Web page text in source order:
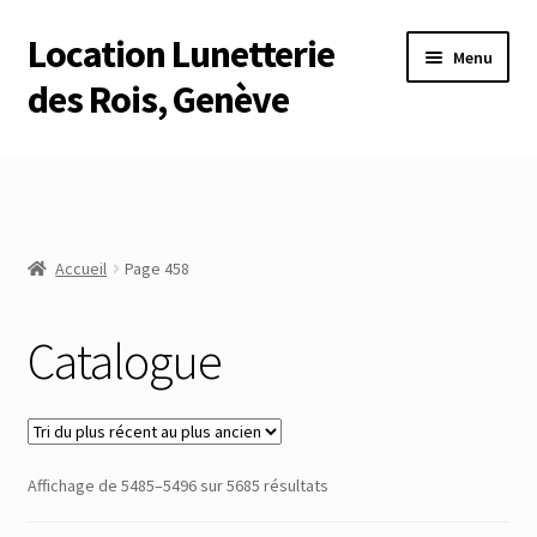
Aller
à
la
Aller
au
contenu
Location Lunetterie
des Rois, Genève
Menu
Commande
Compte
Accueil Page 458
Catalogue
Affichage de 5485–5496 sur 5685 résultatsTrié